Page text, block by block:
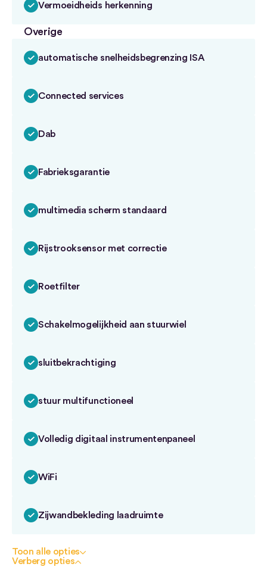
Vermoeidheids herkenning
Overige
automatische snelheidsbegrenzing ISA
Connected services
Dab
Fabrieksgarantie
multimedia scherm standaard
Rijstrooksensor met correctie
Roetfilter
Schakelmogelijkheid aan stuurwiel
sluitbekrachtiging
stuur multifunctioneel
Volledig digitaal instrumentenpaneel
WiFi
Zijwandbekleding laadruimte
Toon alle opties
Verberg opties